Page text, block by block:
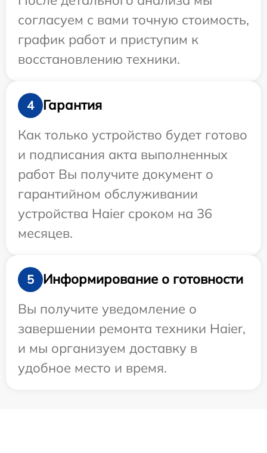
согласуем с вами точную стоимость,
график работ и приступим к
восстановлению техники.
4
Гарантия
Как только устройство будет готово
и подписания акта выполненных
работ Вы получите документ о
гарантийном обслуживании
устройства Haier сроком на 36
месяцев.
5
Информирование о готовности
Вы получите уведомление о
завершении ремонта техники Haier,
и мы организуем доставку в
удобное место и время.